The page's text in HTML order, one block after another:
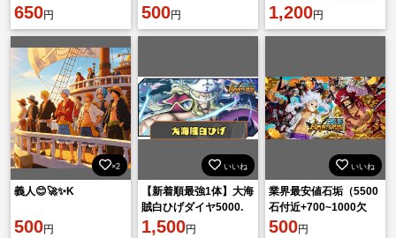
650円 500円
1601機種 IOS
1,200円
×2
義人😊🚀✨K
500円
いいね
【新着順最強1体】大海
賊白ひげダイヤ5000.
金欠片1601機種 IOS
1,500円
いいね
業界最安値石垢（5500
石付近+700~1000欠
片）
500円